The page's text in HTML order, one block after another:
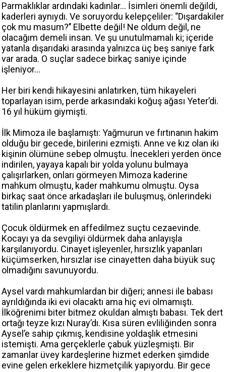
Parmaklıklar ardındaki kadınlar… İsimleri önemli değildi,
kaderleri aynıydı. Ve soruyordu kelepçeliler: ‘’Dışardakiler
çok mu masum?’’ Elbette değil! Ne oldum değil, ne
olacağım demeli insan. Ve şu unutulmamalı ki; içeride
yatanla dışarıdaki arasında yalnızca üç beş saniye fark
var arada. O suçlar sadece birkaç saniye içinde
işleniyor...
Her biri kendi hikayesini anlatırken, tüm hikayeleri
toparlayan isim, perde arkasındaki koğuş ağası Yeter’di.
16 yıl hüküm giymişti.
İlk Mimoza ile başlamıştı: Yağmurun ve fırtınanın hakim
olduğu bir gecede, birilerini ezmişti. Anne ve kız olan iki
kişinin ölümüne sebep olmuştu. İnecekleri yerden önce
indirilen, yayaya kapalı bir yolda yolunu bulmaya
çalışırlarken, onları görmeyen Mimoza kaderine
mahkum olmuştu, kader mahkumu olmuştu. Oysa
birkaç saat önce arkadaşları ile buluşmuş, önlerindeki
tatilin planlarını yapmışlardı.
Çocuk öldürmek en affedilmez suçtu cezaevinde.
Kocayı ya da sevgiliyi öldürmek daha anlayışla
karşılanıyordu. Cinayet işleyenler, hırsızlık yapanları
küçümserken, hırsızlar ise cinayetten daha büyük suç
olmadığını savunuyordu.
Aysel vardı mahkumlardan bir diğeri; annesi ile babası
ayrıldığında iki evi olacaktı ama hiç evi olmamıştı.
İlköğrenimi biter bitmez okuldan almıştı babası. Tek dert
ortağı teyze kızı Nuray’dı. Kısa süren evliliğinden sonra
Aysel’e sahip çıkmış, kendisine yoldaşlık etmesini
istemişti. Ama gerçeklerle çabuk yüzleşmişti. Bir
zamanlar üvey kardeşlerine hizmet ederken şimdide
evine gelen erkeklere hizmetçilik yapıyordu. Bir gece